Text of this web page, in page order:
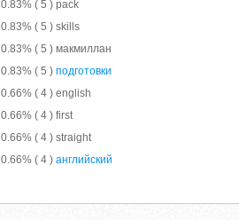
0.83% ( 5 ) pack
0.83% ( 5 ) skills
0.83% ( 5 ) макмиллан
0.83% ( 5 )подготовки
0.66% ( 4 ) english
0.66% ( 4 ) first
0.66% ( 4 ) straight
0.66% ( 4 )английский